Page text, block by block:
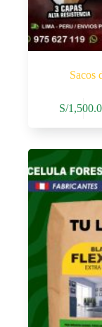
Sacos
S/